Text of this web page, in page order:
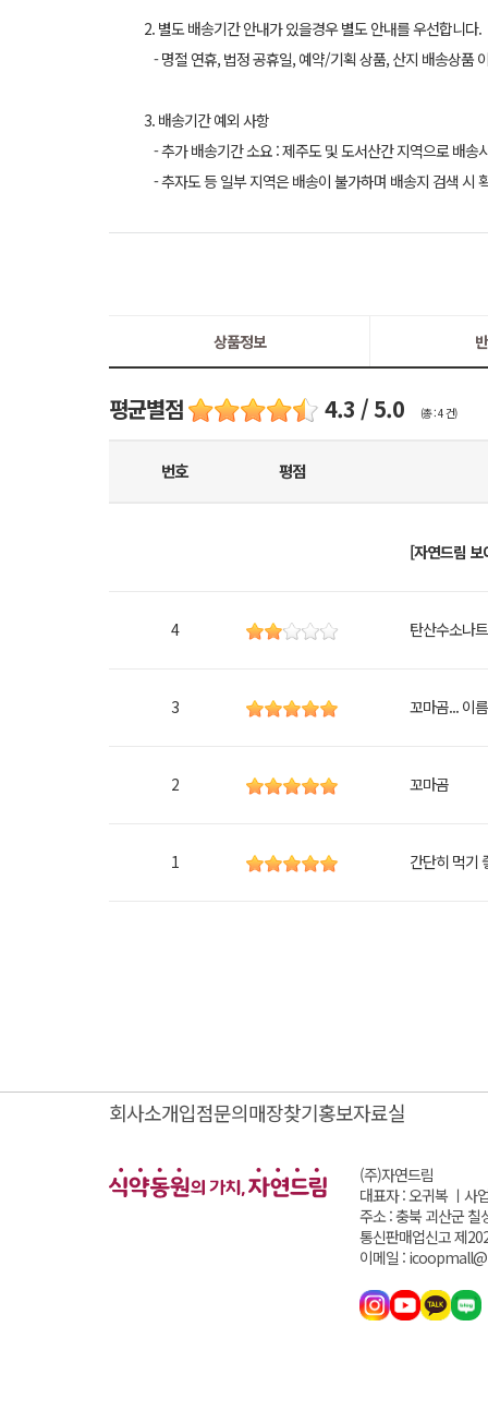
2. 별도 배송기간 안내가 있을경우 별도 안내를 우선합니다.
- 명절 연휴, 법정 공휴일, 예약/기획 상품, 산지 배송상품
3. 배송기간 예외 사항
- 추가 배송기간 소요 : 제주도 및 도서산간 지역으로 배
- 추자도 등 일부 지역은 배송이 불가하며 배송지 검색 시
상품정보
평균별점 4.3 / 5.0 (총 : 4 건)
번호 평점
[자연드림 보
4 탄산수소나
3 꼬마곰... 이
2 꼬마곰
1 간단히 먹기
회사소개입점문의매장찾기홍보자료실
(주)자연드림
대표자 : 오귀복 ㅣ 사
주소 : 충북 괴산군 칠
통신판매업신고 제
이메일 :